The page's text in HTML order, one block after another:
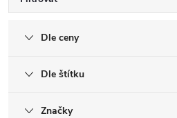
Dle ceny
Dle štítku
Značky